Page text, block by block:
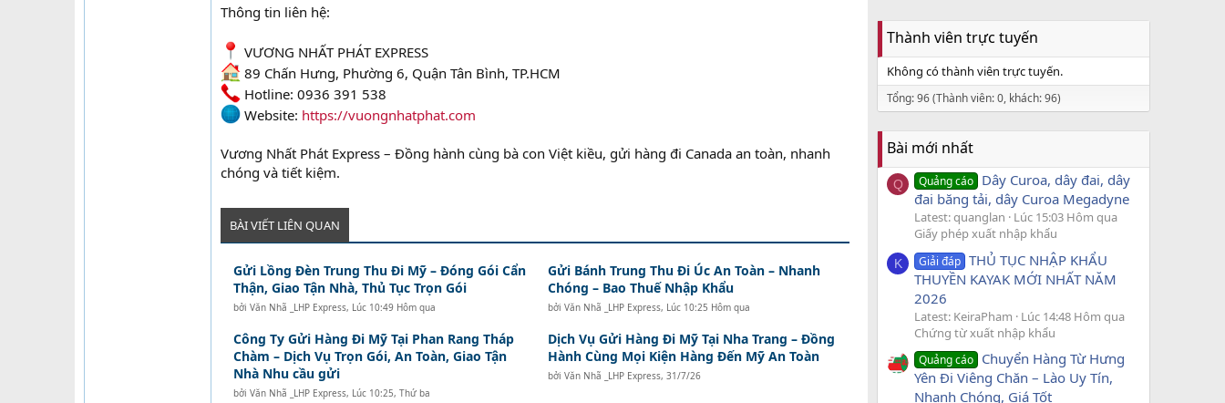
Thông tin liên hệ:
VƯƠNG NHẤT PHÁT EXPRESS
89 Chấn Hưng, Phường 6, Quận Tân Bình, TP.HCM
Hotline: 0936 391 538
Website: https://vuongnhatphat.com
Vương Nhất Phát Express – Đồng hành cùng bà con Việt kiều, gửi hàng đi Canada an toàn, nhanh
chóng và tiết kiệm.
BÀI VIẾT LIÊN QUAN
Gửi Lồng Đèn Trung Thu Đi Mỹ – Đóng Gói Cẩn
Thận, Giao Tận Nhà, Thủ Tục Trọn Gói
bởi Văn Nhã _LHP Express, Lúc 10:49 Hôm qua
Gửi Bánh Trung Thu Đi Úc An Toàn – Nhanh
Chóng – Bao Thuế Nhập Khẩu
bởi Văn Nhã _LHP Express, Lúc 10:25 Hôm qua
Công Ty Gửi Hàng Đi Mỹ Tại Phan Rang Tháp
Chàm – Dịch Vụ Trọn Gói, An Toàn, Giao Tận
Nhà Nhu cầu gửi
bởi Văn Nhã _LHP Express, Lúc 10:25, Thứ ba
Dịch Vụ Gửi Hàng Đi Mỹ Tại Nha Trang – Đồng
Hành Cùng Mọi Kiện Hàng Đến Mỹ An Toàn
bởi Văn Nhã _LHP Express, 31/7/26
Thành viên trực tuyến
Không có thành viên trực tuyến.
Tổng: 96 (Thành viên: 0, khách: 96)
Bài mới nhất
Q Quảng cáo Dây Curoa, dây đai, dây
đai băng tải, dây Curoa Megadyne
Latest: quanglan
Lúc 15:03 Hôm qua
Giấy phép xuất nhập khẩu
K Giải đáp THỦ TỤC NHẬP KHẨU
THUYỀN KAYAK MỚI NHẤT NĂM
2026
Latest: KeiraPham
Lúc 14:48 Hôm qua
Chứng từ xuất nhập khẩu
Quảng cáo Chuyển Hàng Từ Hưng
Yên Đi Viêng Chăn – Lào Uy Tín,
Nhanh Chóng, Giá Tốt